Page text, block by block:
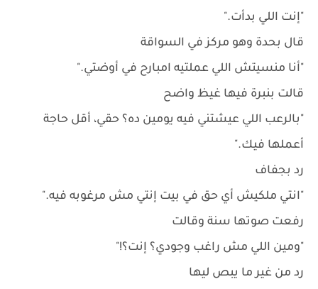
"إنت اللي بدأت."
قال بحدة وهو مركز في السواقة
"أنا منسيتش اللي عملتيه امبارح في أوضتي."
قالت بنبرة فيها غيظ واضح
"بالرعب اللي عيشتني فيه يومين ده؟ حقي، أقل حاجة
أعملها فيك."
رد بجفاف
"انتي ملكيش أي حق في بيت إنتي مش مرغوبه فيه."
رفعت صوتها سنة وقالت
"ومين اللي مش راغب وجودي؟ إنت؟!"
رد من غير ما يبص ليها